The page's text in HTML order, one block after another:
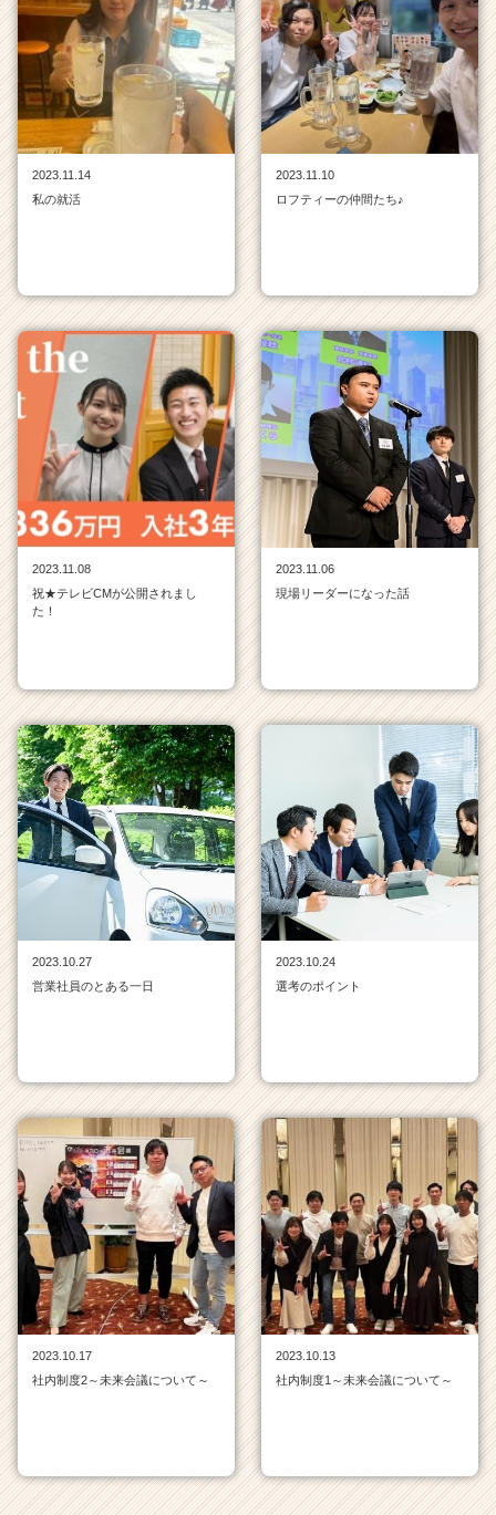
e
r
C
a
r
e
e
2023.11.14
私の就活
2023.11.10
ロフティーの仲間たち♪
2023.11.08
祝★テレビCMが公開されまし
た！
2023.11.06
現場リーダーになった話
2023.10.27
営業社員のとある一日
2023.10.24
選考のポイント
2023.10.17
社内制度2～未来会議について～
2023.10.13
社内制度1～未来会議について～